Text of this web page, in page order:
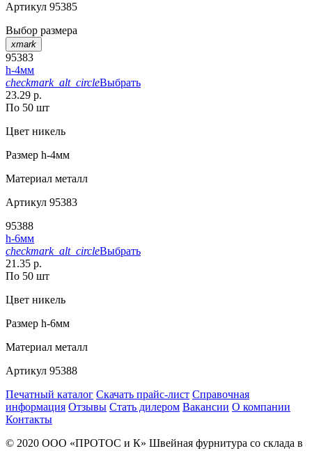
Артикул 95385
Выбор размера
xmark
95383
h-4мм
checkmark_alt_circleВыбрать
23.29 р.
По 50 шт
Цвет никель
Размер h-4мм
Материал металл
Артикул 95383
95388
h-6мм
checkmark_alt_circleВыбрать
21.35 р.
По 50 шт
Цвет никель
Размер h-6мм
Материал металл
Артикул 95388
Печатный каталог Скачать прайс-лист Справочная
информация Отзывы Стать дилером Вакансии О компании
Контакты
© 2020 ООО «ПРОТОС и К» Швейная фурнитура со склада в